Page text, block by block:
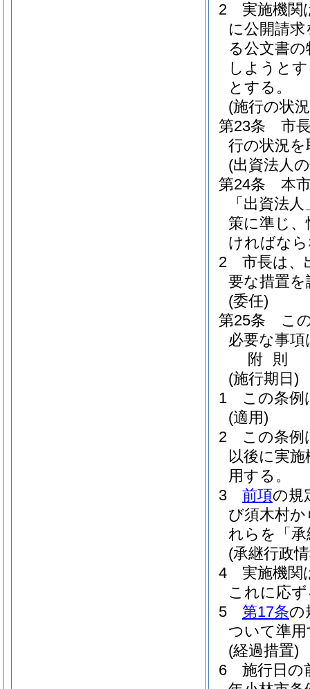
2
実施機関
に公開請
る公文書
しようと
とする。
(施行の状
第23条
市
行の状況
(出資法人
第24条
本
「出資法
策に準じ
ければな
2
市長は、
要な措置
(委任)
第25条
こ
必要な事
附 則
(施行期日)
1
この条例
(適用)
2
この条例
以後に実
用する。
3
前項の規
び須木村
れらを「
(承継行政
4
実施機関
これに応
5
第17条の
ついて準
(経過措置)
6
施行日の